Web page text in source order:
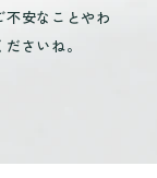
安なことやわ
さいね。